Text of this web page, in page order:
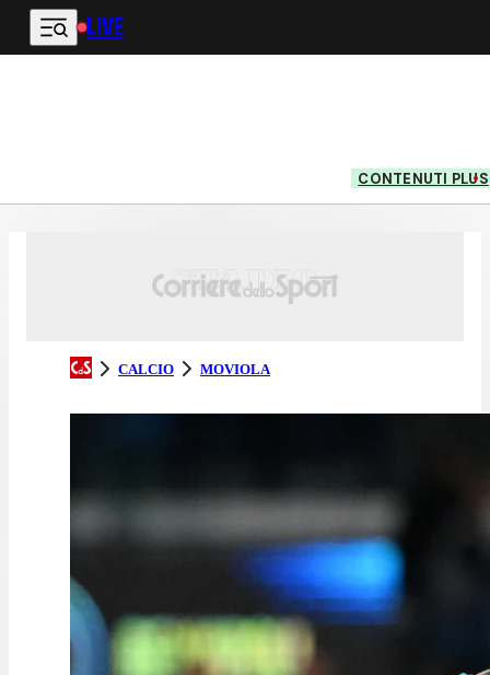
Vai al contenuto principale
LIVE
CONTENUTI PLUS
CALCIO MOVIOLA